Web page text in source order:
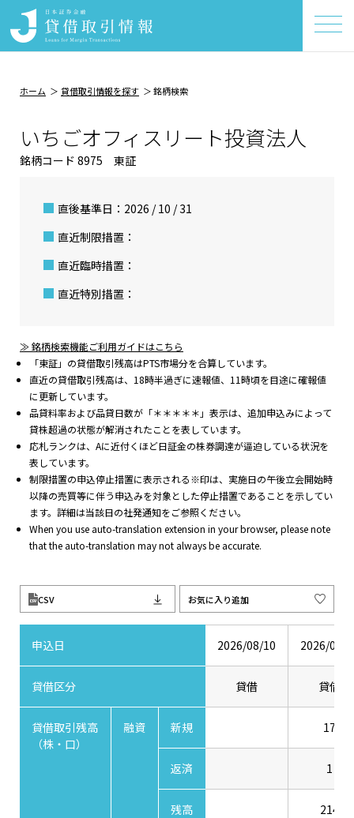
ホーム 貸借取引情報を探す 銘柄検索
いちごオフィスリート投資法人
銘柄コード 8975 東証
直後基準日：2026 / 10 / 31
直近制限措置：
直近臨時措置：
直近特別措置：
≫ 銘柄検索機能ご利用ガイドはこちら
「東証」の貸借取引残高はPTS市場分を合算しています。
直近の貸借取引残高は、18時半過ぎに速報値、11時頃を目途に確報値
に更新しています。
品貸料率および品貸日数が「＊＊＊＊＊」表示は、追加申込みによって
貸株超過の状態が解消されたことを表しています。
応札ランクは、Aに近付くほど日証金の株券調達が逼迫している状況を
表しています。
制限措置の申込停止措置に表示される※印は、実施日の午後立会開始時
以降の売買等に伴う申込みを対象とした停止措置であることを示してい
ます。詳細は当該日の社発通知をご参照ください。
When you use auto-translation extension in your browser, please note
that the auto-translation may not always be accurate.
CSV お気に入り追加
申込日 2026/08/10 2026/08/
貸借区分 貸借 貸借
貸借取引残高
（株・口）
融資 新規 17
返済 1
残高 214